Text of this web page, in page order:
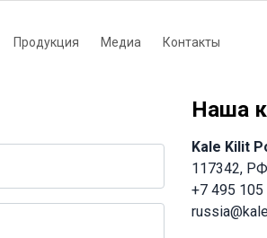
Продукция Медиа Контакты
Наша
Kale Kilit
117342,
+7 495 105